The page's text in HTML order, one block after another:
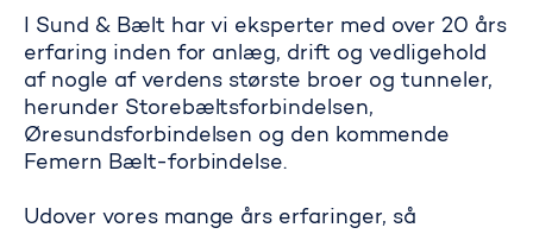
I Sund & Bælt har vi eksperter med over 20 års
erfaring inden for anlæg, drift og vedligehold
af nogle af verdens største broer og tunneler,
herunder Storebæltsforbindelsen,
Øresundsforbindelsen og den kommende
Femern Bælt-forbindelse.
Udover vores mange års erfaringer, så